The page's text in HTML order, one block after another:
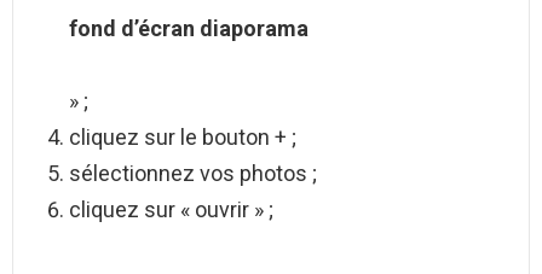
fond d’écran diaporama
» ;
cliquez sur le bouton + ;
sélectionnez vos photos ;
cliquez sur « ouvrir » ;